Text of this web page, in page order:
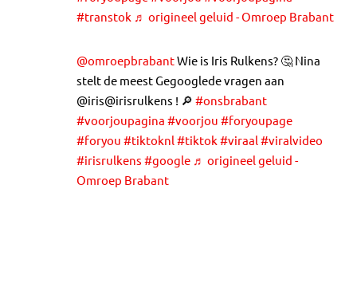
#transtok ♬ origineel geluid - Omroep Brabant
@omroepbrabantWie is Iris Rulkens? 🤔 Nina
stelt de meest Gegooglede vragen aan
@iris@irisrulkens ! 🔎 #onsbrabant
#voorjoupagina #voorjou #foryoupage
#foryou #tiktoknl #tiktok #viraal #viralvideo
#irisrulkens #google ♬ origineel geluid -
Omroep Brabant